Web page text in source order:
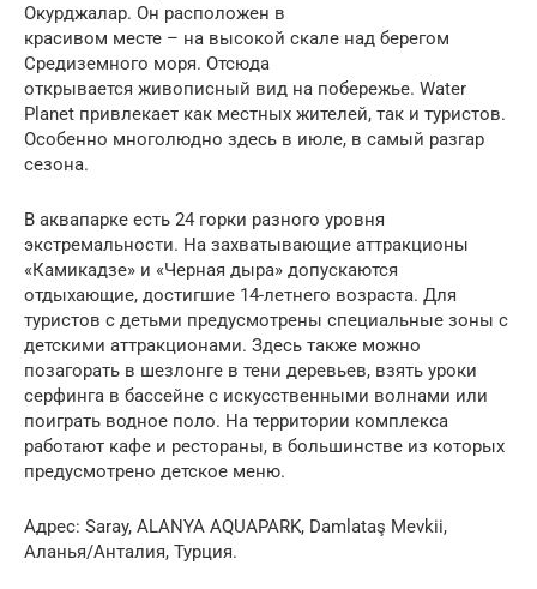
Окурджалар. Он расположен в
красивом месте – на высокой скале над берегом
Средиземного моря. Отсюда
открывается живописный вид на побережье. Water
Planet привлекает как местных жителей, так и туристов.
Особенно многолюдно здесь в июле, в самый разгар
сезона.
В аквапарке есть 24 горки разного уровня
экстремальности. На захватывающие аттракционы
«Камикадзе» и «Черная дыра» допускаются
отдыхающие, достигшие 14-летнего возраста. Для
туристов с детьми предусмотрены специальные зоны с
детскими аттракционами. Здесь также можно
позагорать в шезлонге в тени деревьев, взять уроки
серфинга в бассейне с искусственными волнами или
поиграть водное поло. На территории комплекса
работают кафе и рестораны, в большинстве из которых
предусмотрено детское меню.
Адрес: Saray, ALANYA AQUAPARK, Damlataş Mevkii,
Аланья/Анталия, Турция.